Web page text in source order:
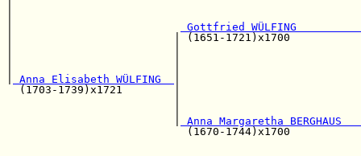
Gottfried WÜLFING
|                         | (1651-
Anna Elisabeth WÜLFING
(1703-1739)x1721        |
Anna Margaretha BERGHAUS
(1670-